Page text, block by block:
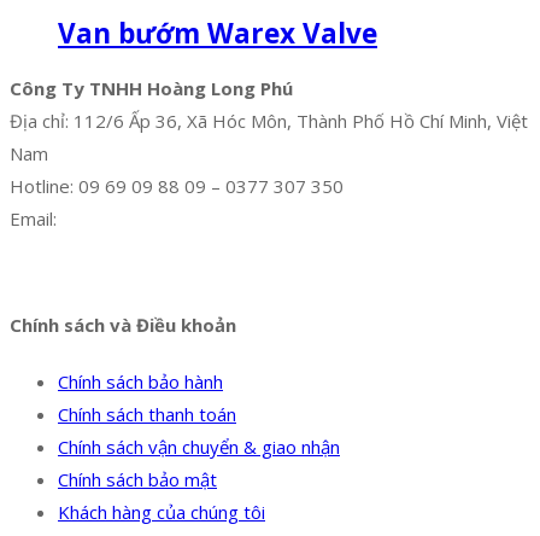
Van bướm Warex Valve
Công Ty TNHH Hoàng Long Phú
Địa chỉ: 112/6 Ấp 36, Xã Hóc Môn, Thành Phố Hồ Chí Minh, Việt
Nam
Hotline: 09 69 09 88 09 – 0377 307 350
Email:
Chính sách và Điều khoản
Chính sách bảo hành
Chính sách thanh toán
Chính sách vận chuyển & giao nhận
Chính sách bảo mật
Khách hàng của chúng tôi